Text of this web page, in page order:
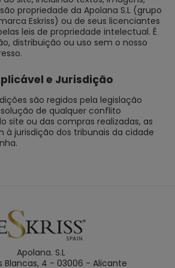
propriedade da Apolana S.L (grupo
Eskriss) ou de seus licenciantes
leis de propriedade intelectual. É
distribuição ou uso sem o nosso
e Jurisdição
são regidos pela legislação
de qualquer conflito
site ou das compras realizadas, as
à jurisdição dos tribunais da cidade
Apolana. S.L
Blancas, 4 - 03006 - Alicante